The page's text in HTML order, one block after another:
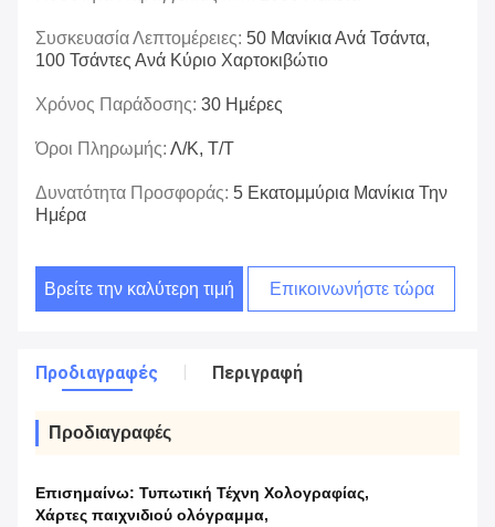
Συσκευασία Λεπτομέρειες: 50 Μανίκια Ανά Τσάντα,
100 Τσάντες Ανά Κύριο Χαρτοκιβώτιο
Χρόνος Παράδοσης: 30 Ημέρες
Όροι Πληρωμής: Λ/Κ, Τ/Τ
Δυνατότητα Προσφοράς: 5 Εκατομμύρια Μανίκια Την
Ημέρα
Βρείτε την καλύτερη τιμή Επικοινωνήστε τώρα
Προδιαγραφές Περιγραφή
Προδιαγραφές
Επισημαίνω: Τυπωτική Τέχνη Χολογραφίας,
Χάρτες παιχνιδιού ολόγραμμα,